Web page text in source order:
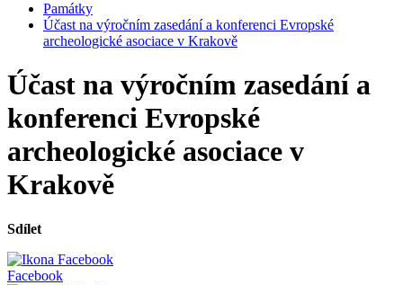
Památky
Účast na výročním zasedání a konferenci Evropské
archeologické asociace v Krakově
Účast na výročním zasedání a
konferenci Evropské
archeologické asociace v
Krakově
Sdílet
Facebook